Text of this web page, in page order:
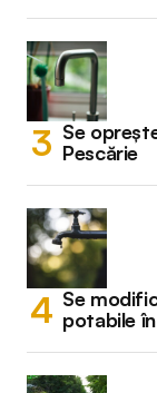
Se
Pescărie
Se
potabile